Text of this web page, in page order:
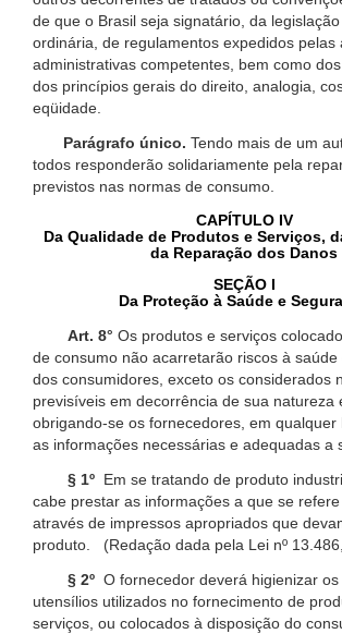
de que o Brasil seja signatário, da
ordinária, de regulamentos expedidos pelas
administrativas competentes, bem como
dos princípios gerais do direito, analogia,
eqüidade.
Parágrafo único. Tendo mais de um
todos responderão solidariamente pela
previstos nas normas de consumo.
CAPÍTULO IV
Da Qualidade de Produtos e Serviços,
da Reparação dos Danos
SEÇÃO I
Da Proteção à Saúde e
Art. 8° Os produtos e serviços
de consumo não acarretarão riscos à
dos consumidores, exceto os considerados
previsíveis em decorrência de sua natureza
obrigando-se os fornecedores, em qualquer
as informações necessárias e adequadas a
§ 1º Em se tratando de produto
cabe prestar as informações a que se
através de impressos apropriados que
produto. (Redação dada pela Lei nº
§ 2º O fornecedor deverá higienizar
utensílios utilizados no fornecimento de
serviços, ou colocados à disposição do